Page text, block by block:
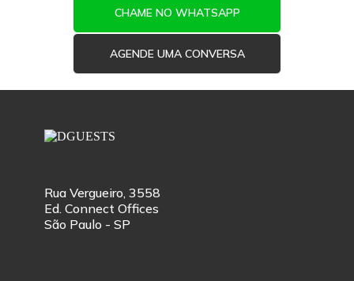
CHAME NO WHATSAPP
AGENDE UMA CONVERSA
Rua Vergueiro, 3558
Ed. Connect Offices
São Paulo - SP